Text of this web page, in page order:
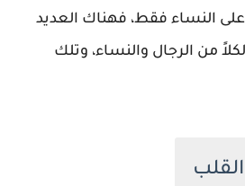
على النساء فقط، فهناك العديد
من الرجال والنساء، وتلك